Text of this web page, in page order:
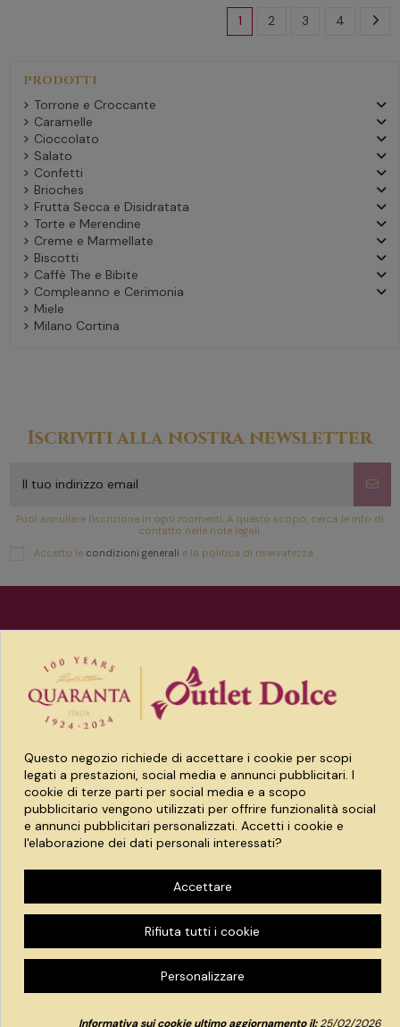
1 2 3 4
PRODOTTI
Torrone e Croccante
Caramelle
Cioccolato
Salato
Confetti
Brioches
Frutta Secca e Disidratata
Torte e Merendine
Creme e Marmellate
Biscotti
Caffè The e Bibite
Compleanno e Cerimonia
Miele
Milano Cortina
Iscriviti alla nostra newsletter
Puoi annullare l'iscrizione in ogni momenti. A questo scopo, cerca le info di
contatto nelle note legali.
Accetto le condizioni generali e la politica di riservatezza
Prodotti
Account
Spaccio quaranta srl
P.IVA 03790050169| REA 408653
Questo negozio richiede di accettare i cookie per scopi
legati a prestazioni, social media e annunci pubblicitari. I
cookie di terze parti per social media e a scopo
pubblicitario vengono utilizzati per offrire funzionalità social
e annunci pubblicitari personalizzati. Accetti i cookie e
l'elaborazione dei dati personali interessati?
Accettare
Rifiuta tutti i cookie
Personalizzare
Informativa sui cookie ultimo aggiornamento il:25/02/2026